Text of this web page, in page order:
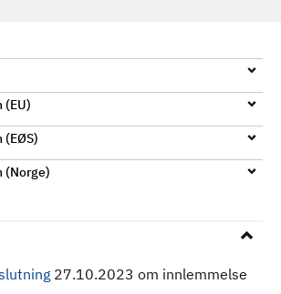
(EU)
(EØS)
(Norge)
27.10.2023 om innlemmelse